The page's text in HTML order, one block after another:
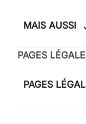
MAIS AUSSI
PAGES
PAGES